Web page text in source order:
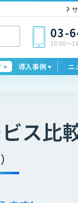
03-
10:00〜
導入事例 ニ
ス比